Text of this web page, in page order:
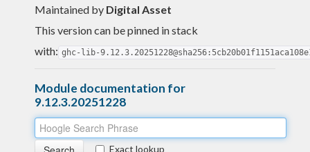
Maintained by Digital Asset
This version can be pinned in stack
with: ghc-lib-
Module documentation for
9.12.3.20251228
Exact lookup